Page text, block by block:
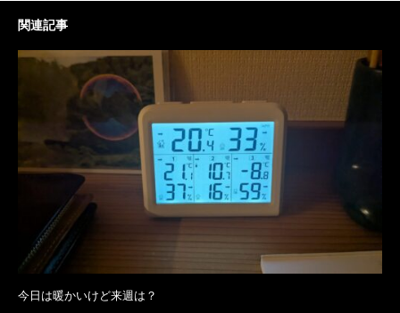
関連記事
今日は暖かいけど来週は？